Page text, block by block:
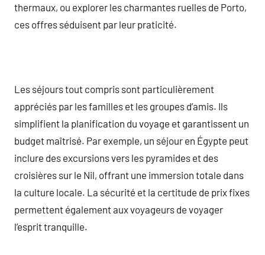
thermaux, ou explorer les charmantes ruelles de Porto,
ces offres séduisent par leur praticité.
Les séjours tout compris sont particulièrement
appréciés par les familles et les groupes d’amis. Ils
simplifient la planification du voyage et garantissent un
budget maîtrisé. Par exemple, un séjour en Égypte peut
inclure des excursions vers les pyramides et des
croisières sur le Nil, offrant une immersion totale dans
la culture locale. La sécurité et la certitude de prix fixes
permettent également aux voyageurs de voyager
l’esprit tranquille.